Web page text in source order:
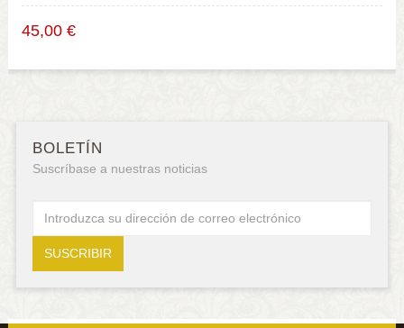
45,00 €
BOLETÍN
Suscríbase a nuestras noticias